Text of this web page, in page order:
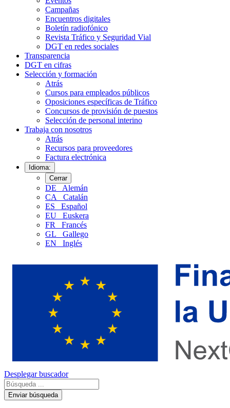
Campañas
Encuentros digitales
Boletín radiofónico
Revista Tráfico y Seguridad Vial
DGT en redes sociales
Transparencia
DGT en cifras
Selección y formación
Atrás
Cursos para empleados públicos
Oposiciones específicas de Tráfico
Concursos de provisión de puestos
Selección de personal interino
Trabaja con nosotros
Atrás
Recursos para proveedores
Factura electrónica
Idioma:
Cerrar
DE
Alemán
CA
Catalán
ES
Español
EU
Euskera
FR
Francés
GL
Gallego
EN
Inglés
Desplegar buscador
Enviar búsqueda